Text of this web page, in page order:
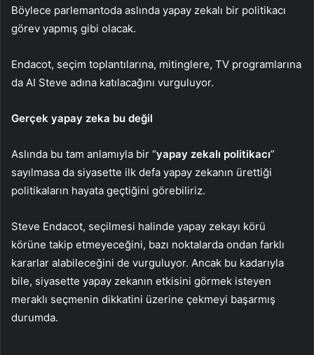
Böylece parlemantoda aslında yapay zekalı bir politikacı
görev yapmış gibi olacak.
Endacot, seçim toplantılarına, mitinglere, TV programlarına
da AI Steve adına katılacağını vurguluyor.
Gerçek yapay zeka bu değil
Aslında bu tam anlamıyla bir “yapay zekalı politikacı”
sayılmasa da siyasette ilk defa yapay zekanın ürettiği
politikaların hayata geçtiğini görebiliriz.
Steve Endacot, seçilmesi halinde yapay zekayı körü
körüne takip etmeyeceğini, bazı noktalarda ondan farklı
kararlar alabileceğini de vurguluyor. Ancak bu kadarıyla
bile, siyasette yapay zekanın etkisini görmek isteyen
meraklı seçmenin dikkatini üzerine çekmeyi başarmış
durumda.